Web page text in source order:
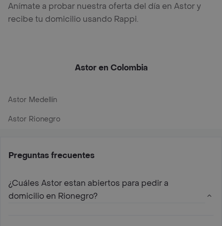
Anímate a probar nuestra oferta del día en Astor y
recibe tu domicilio usando Rappi.
Astor en Colombia
Astor Medellín
Astor Rionegro
Preguntas frecuentes
¿Cuáles Astor estan abiertos para pedir a
domicilio en Rionegro?